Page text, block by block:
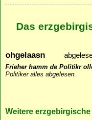
Das
ohgelaasn
Frieher hamm de Politikr
Politiker alles abgelesen.
Weitere erzgebirgische